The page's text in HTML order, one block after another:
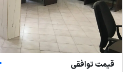
قیمت توافقی